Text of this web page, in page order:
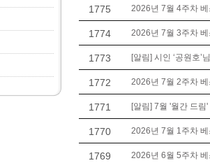
1775 2026년 7월 4주차
1774 2026년 7월 3주차
1773 [알림] 시인 ‘공원호’
1772 2026년 7월 2주차
1771 [알림] 7월 '월간 드림
1770 2026년 7월 1주차
1769 2026년 6월 5주차